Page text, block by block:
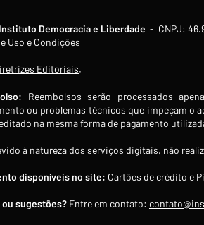
prepara
Trump diz
Instituto Democracia e Liberdade - CNPJ:
Uso e Condições
Editoriais.
Reembolsos serão processados
ou problemas técnicos que impeçam o
na mesma forma de pagamento
à natureza dos serviços digitais, não
disponíveis no site: Cartões de crédito e
sugestões? Entre em contato: